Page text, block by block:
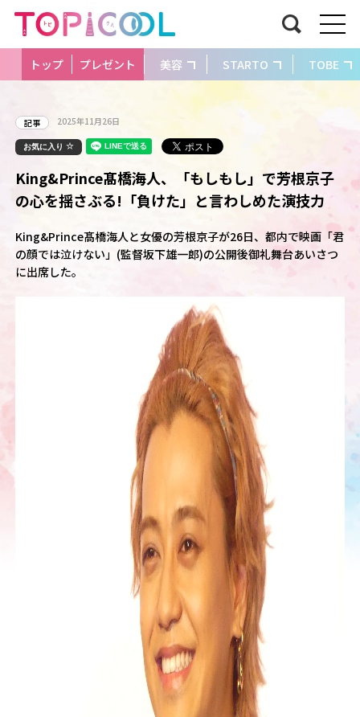
トップ プレゼント 美容 STARTO TOBE
記事 2025年11月26日
お気に入り
King&Prince髙橋海人、「もしもし」で芳根京子
の心を揺さぶる!「負けた」と言わしめた演技力
King&Prince髙橋海人と女優の芳根京子が26日、都内で映画「君
の顔では泣けない」(監督坂下雄一郎)の公開後御礼舞台あいさつ
に出席した。